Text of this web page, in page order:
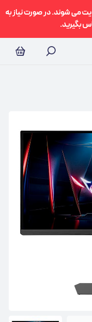
آپدیت می شوند. در صورت نیاز به
بگیرید.